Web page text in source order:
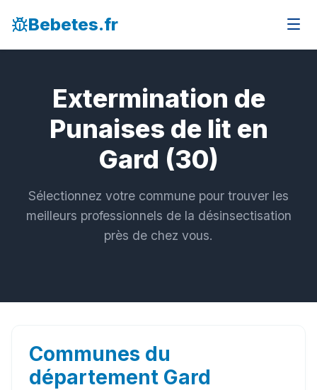
Bebetes.fr
Extermination de
Punaises de lit en
Gard (30)
Sélectionnez votre commune pour trouver les
meilleurs professionnels de la désinsectisation
près de chez vous.
Communes du
département Gard